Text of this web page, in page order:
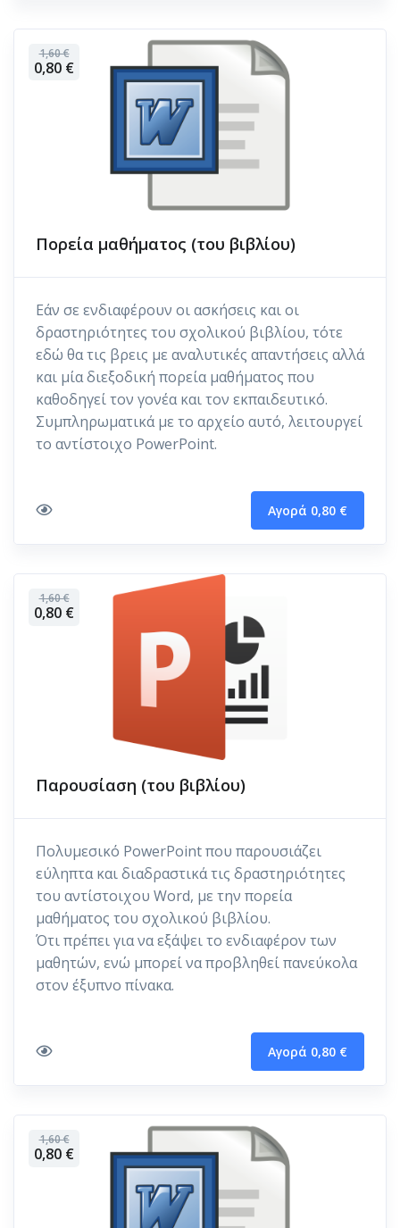
1,60 €
0,80 €
Πορεία μαθήματος (του βιβλίου)
Εάν σε ενδιαφέρουν οι ασκήσεις και οι
δραστηριότητες του σχολικού βιβλίου, τότε
εδώ θα τις βρεις με αναλυτικές απαντήσεις αλλά
και μία διεξοδική πορεία μαθήματος που
καθοδηγεί τον γονέα και τον εκπαιδευτικό.
Συμπληρωματικά με το αρχείο αυτό, λειτουργεί
το αντίστοιχο PowerPoint.
Αγορά 0,80 €
1,60 €
0,80 €
Παρουσίαση (του βιβλίου)
Πολυμεσικό PowerPoint που παρουσιάζει
εύληπτα και διαδραστικά τις δραστηριότητες
του αντίστοιχου Word, με την πορεία
μαθήματος του σχολικού βιβλίου.
Ότι πρέπει για να εξάψει το ενδιαφέρον των
μαθητών, ενώ μπορεί να προβληθεί πανεύκολα
στον έξυπνο πίνακα.
Αγορά 0,80 €
1,60 €
0,80 €